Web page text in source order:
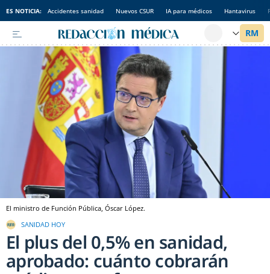
ES NOTICIA: Accidentes sanidad Nuevos CSUR IA para médicos Hantavirus
El ministro de Función Pública, Óscar López.
SANIDAD HOY
El plus del 0,5% en sanidad,
aprobado: cuánto cobrarán